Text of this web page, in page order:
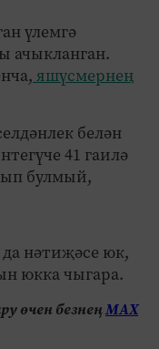
үлемгә
ачыкланган.
яшүсмернең
белән
41 гаилә
булмый,
нәтиҗәсе юк,
юкка чыгара.
өчен безнеңМАХ